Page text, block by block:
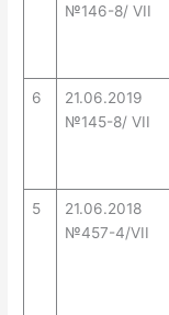
№146-8/ VII
6
21.06.2019
№145-8/ VII
5
21.06.2018
№457-4/VII